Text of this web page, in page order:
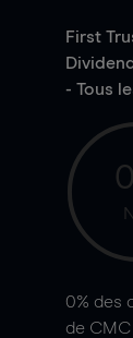
First
- Tous
0% des
de